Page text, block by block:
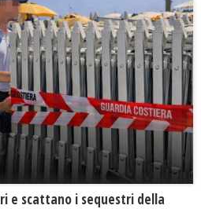
e scattano i sequestri della